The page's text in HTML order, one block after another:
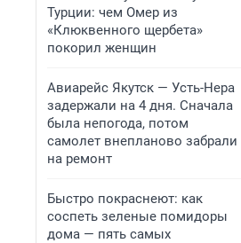
Турции: чем Омер из
«Клюквенного щербета»
покорил женщин
Авиарейс Якутск — Усть-Нера
задержали на 4 дня. Сначала
была непогода, потом
самолет внепланово забрали
на ремонт
Быстро покраснеют: как
соспеть зеленые помидоры
дома — пять самых